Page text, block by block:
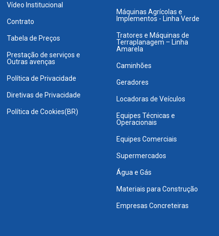
Vídeo Institucional
Contrato
Tabela de Preços
Prestação de serviços e
Outras avenças
Política de Privacidade
Diretivas de Privacidade
Política de Cookies(BR)
Máquinas Agrícolas e
Implementos - Linha Verde
Tratores e Máquinas de
Terraplanagem – Linha
Amarela
Caminhões
Geradores
Locadoras de Veículos
Equipes Técnicas e
Operacionais
Equipes Comerciais
Supermercados
Água e Gás
Materiais para Construção
Empresas Concreteiras